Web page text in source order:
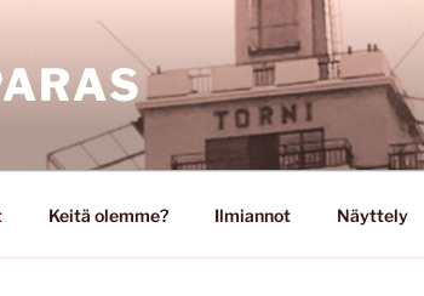
Keitä olemme? Ilmiannot Näyttely